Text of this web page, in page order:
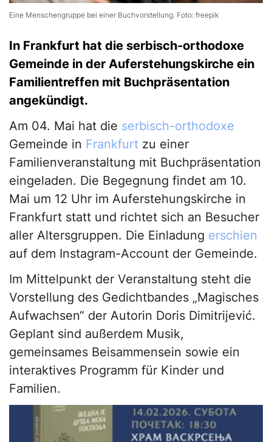
Eine Menschengruppe bei einer Buchvorstellung. Foto: freepik
In Frankfurt hat die serbisch-orthodoxe
Gemeinde in der Auferstehungskirche ein
Familientreffen mit Buchpräsentation
angekündigt.
Am 04. Mai hat die serbisch-orthodoxe
Gemeinde in Frankfurt zu einer
Familienveranstaltung mit Buchpräsentation
eingeladen. Die Begegnung findet am 10.
Mai um 12 Uhr im Auferstehungskirche in
Frankfurt statt und richtet sich an Besucher
aller Altersgruppen. Die Einladung erschien
auf dem Instagram-Account der Gemeinde.
Im Mittelpunkt der Veranstaltung steht die
Vorstellung des Gedichtbandes „Magisches
Aufwachsen“ der Autorin Doris Dimitrijević.
Geplant sind außerdem Musik,
gemeinsames Beisammensein sowie ein
interaktives Programm für Kinder und
Familien.